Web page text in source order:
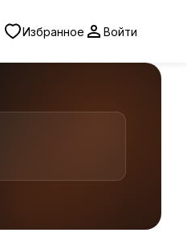
Избранное Войти